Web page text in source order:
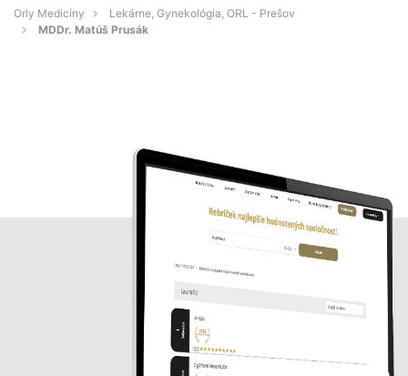
Orly Medicíny
Lekárne, Gynekológia, ORL - Prešov
MDDr. Matúš Prusák